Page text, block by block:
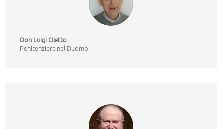
Don Luigi Oletto
Penitenziere nel Duomo